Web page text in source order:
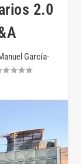
2.0
García-